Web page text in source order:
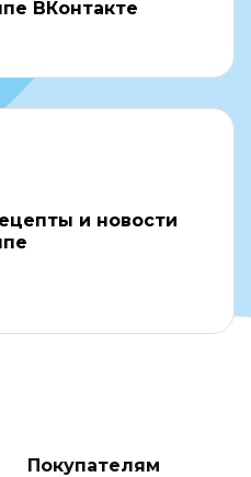
ВКонтакте
и новости
Покупателям